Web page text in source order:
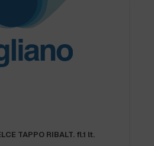
TAPPO RIBALT. fl.1 lt.